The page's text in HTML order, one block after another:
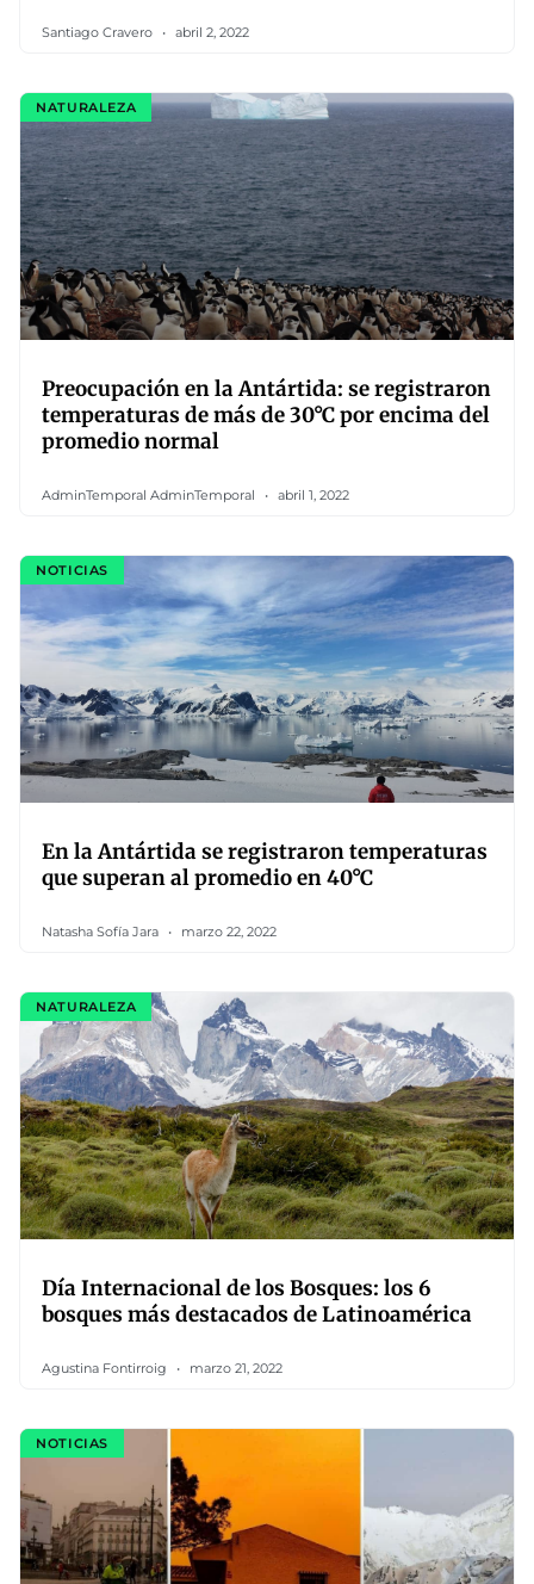
Santiago Cravero abril 2, 2022
NATURALEZA
Preocupación en la Antártida: se registraron
temperaturas de más de 30°C por encima del
promedio normal
AdminTemporal AdminTemporal abril 1, 2022
NOTICIAS
En la Antártida se registraron temperaturas
que superan al promedio en 40°C
Natasha Sofía Jara marzo 22, 2022
NATURALEZA
Día Internacional de los Bosques: los 6
bosques más destacados de Latinoamérica
Agustina Fontirroig marzo 21, 2022
NOTICIAS